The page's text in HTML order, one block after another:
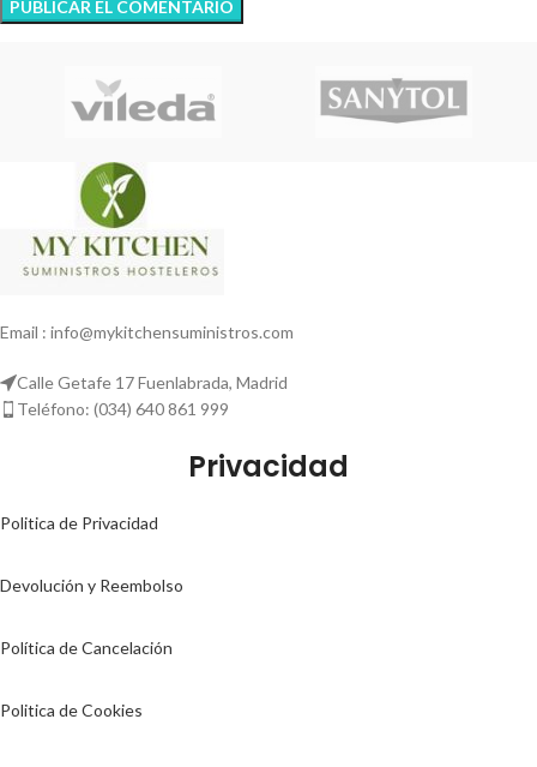
Email : info@mykitchensuministros.com
Calle Getafe 17 Fuenlabrada, Madrid
Teléfono: (034) 640 861 999
Privacidad
Politica de Privacidad
Devolución y Reembolso
Política de Cancelación
Politica de Cookies